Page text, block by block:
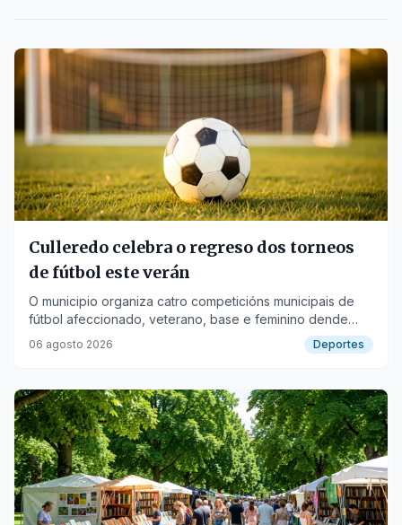
Culleredo celebra o regreso dos torneos
de fútbol este verán
O municipio organiza catro competicións municipais de
fútbol afeccionado, veterano, base e feminino dende
agosto ata setembro.
06 agosto 2026 Deportes